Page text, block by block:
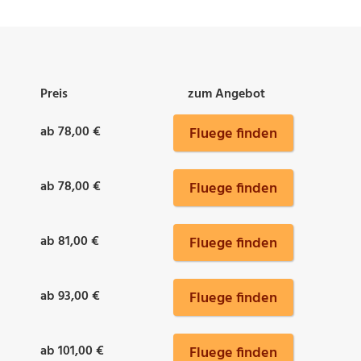
Preis
zum Angebot
ab 78,00 €
Fluege finden
ab 78,00 € Fluege finden
ab 81,00 € Fluege finden
ab 93,00 € Fluege finden
ab 101,00 € Fluege finden